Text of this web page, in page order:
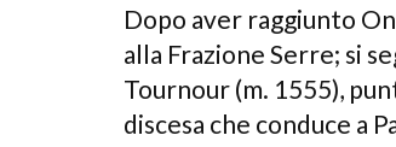
Dopo aver raggiunto
alla Frazione Serre; si
Tournour (m. 1555),
discesa che conduce a